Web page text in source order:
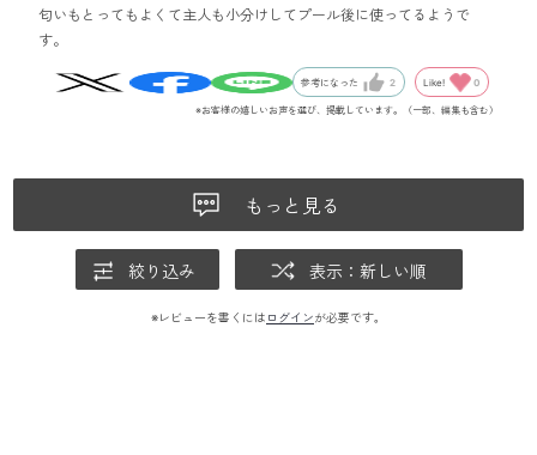
匂いもとってもよくて主人も小分けしてプール後に使ってるようで
す。
参考になった 2 Like! 0
※お客様の嬉しいお声を選び、掲載しています。（一部、編集も含む）
もっと見る
絞り込み 表示：新しい順
※レビューを書くには ログインが必要です。